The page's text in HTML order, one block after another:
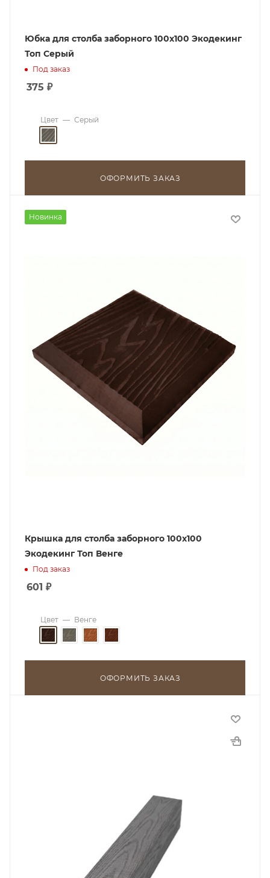
Юбка для столба заборного 100х100 Экодекинг
Топ Серый
Под заказ
375 ₽
Цвет — Серый
ОФОРМИТЬ ЗАКАЗ
Новинка
Крышка для столба заборного 100х100
Экодекинг Топ Венге
Под заказ
601 ₽
Цвет — Венге
ОФОРМИТЬ ЗАКАЗ